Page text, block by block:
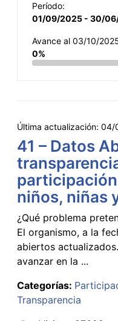
Período:
01/09/2025 - 30/
Avance al 03/10/
0%
Última actualización: 04/
41 – Datos
niños, niñas
¿Qué problema
El organismo, a la
abiertos
avanzar en la ...
Categorías:
Transparencia